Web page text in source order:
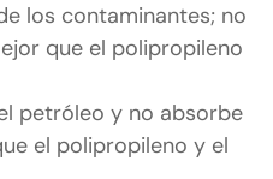
los contaminantes; no
que el polipropileno
petróleo y no absorbe
el polipropileno y el